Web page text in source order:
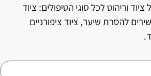
וריהוט לכל סוגי הטיפולים: ציוד
להסרת שיער, ציוד ציפורניים